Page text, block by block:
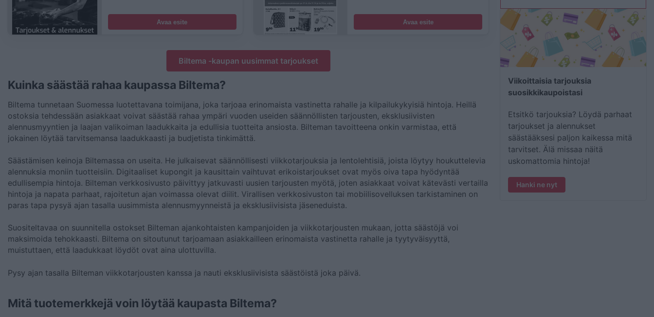
Avaa esite Avaa esite
Biltema -kaupan uusimmat tarjoukset
Kuinka säästää rahaa kaupassa Biltema?
Biltema tunnetaan Suomessa luotettavana toimijana, joka tarjoaa erinomaista vastinetta rahalle ja kilpailukykyisiä hintoja. Heillä
ostoksia tehdessään asiakkaat voivat säästää rahaa ympäri vuoden useiden säännöllisten tarjousten, eksklusiivisten
alennusmyyntien ja laajan valikoiman laadukkaita ja edullisia tuotteita ansiosta. Bilteman tavoitteena onkin varmistaa, että
jokainen löytää tarvitsemansa laadukkaasti ja budjetista tinkimättä.
Säästämisen keinoja Biltemassa on useita. He julkaisevat säännöllisesti viikkotarjouksia ja lentolehtisiä, joista löytyy houkuttelevia
alennuksia moniin tuotteisiin. Digitaaliset kupongit ja kausittain vaihtuvat erikoistarjoukset ovat myös oiva tapa hyödyntää
edullisempia hintoja. Bilteman verkkosivusto päivittyy jatkuvasti uusien tarjousten myötä, joten asiakkaat voivat kätevästi vertailla
hintoja ja napata parhaat, rajoitetun ajan voimassa olevat diilit. Virallisen verkkosivuston tai mobiilisovelluksen tarkistaminen on
paras tapa pysyä ajan tasalla uusimmista alennusmyynneistä ja eksklusiivisista jäseneduista.
Suositeltavaa on suunnitella ostokset Bilteman ajankohtaisten kampanjoiden ja viikkotarjousten mukaan, jotta säästöjä voi
maksimoida tehokkaasti. Biltema on sitoutunut tarjoamaan asiakkailleen erinomaista vastinetta rahalle ja tyytyväisyyttä,
muistuttaen, että laadukkaat löydöt ovat aina ulottuvilla.
Pysy ajan tasalla Bilteman viikkotarjousten kanssa ja nauti eksklusiivisista säästöistä joka päivä.
Mitä tuotemerkkejä voin löytää kaupasta Biltema?
Viikoittaisia tarjouksia
suosikkikaupoistasi
Etsitkö tarjouksia? Löydä parhaat
tarjoukset ja alennukset
säästääksesi paljon kaikessa mitä
tarvitset. Älä missaa näitä
uskomattomia hintoja!
Hanki ne nyt